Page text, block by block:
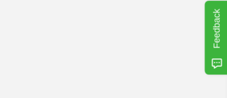
Feedback